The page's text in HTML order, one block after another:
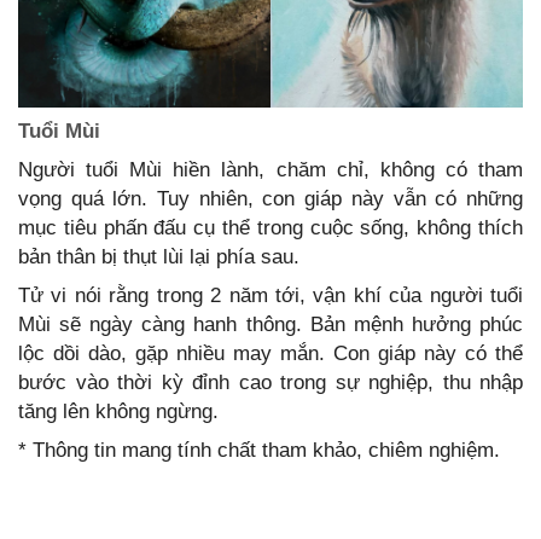
Tuổi Mùi
Người tuổi Mùi hiền lành, chăm chỉ, không có tham
vọng quá lớn. Tuy nhiên, con giáp này vẫn có những
mục tiêu phấn đấu cụ thể trong cuộc sống, không thích
bản thân bị thụt lùi lại phía sau.
Tử vi nói rằng trong 2 năm tới, vận khí của người tuổi
Mùi sẽ ngày càng hanh thông. Bản mệnh hưởng phúc
lộc dồi dào, gặp nhiều may mắn. Con giáp này có thể
bước vào thời kỳ đỉnh cao trong sự nghiệp, thu nhập
tăng lên không ngừng.
* Thông tin mang tính chất tham khảo, chiêm nghiệm.